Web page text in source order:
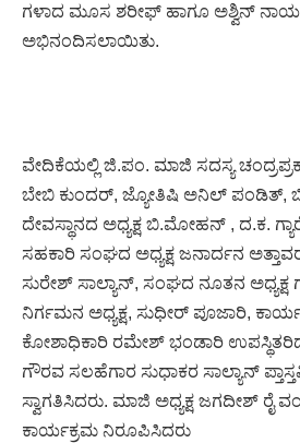
ಗಳಾದ ಮೂಸ ಶರೀಫ್ ಹಾಗೂ ಅಶ್ವಿನ್
ಅಭಿನಂದಿಸಲಾಯಿತು.
ವೇದಿಕೆಯಲ್ಲಿ ಜಿ.ಪಂ. ಮಾಜಿ ಸದಸ್ಯ
ಬೇಬಿ ಕುಂದರ್, ಜ್ಯೋತಿಷಿ ಅನಿಲ್ ಪಂಡಿತ್,
ದೇವಸ್ಥಾನದ ಅಧ್ಯಕ್ಷ ಬಿ.ಮೋಹನ್ , ದ.ಕ.
ಸಹಕಾರಿ ಸಂಘದ ಅಧ್ಯಕ್ಷ ಜನಾರ್ದನ
ಸುರೇಶ್ ಸಾಲ್ಯಾನ್, ಸಂಘದ ನೂತನ ಅಧ್ಯಕ್ಷ
ನಿರ್ಗಮನ ಅಧ್ಯಕ್ಷ, ಸುಧೀರ್ ಪೂಜಾರಿ,
ಕೋಶಾಧಿಕಾರಿ ರಮೇಶ್ ಭಂಡಾರಿ
ಗೌರವ ಸಲಹೆಗಾರ ಸುಧಾಕರ ಸಾಲ್ಯಾನ್
ಸ್ವಾಗತಿಸಿದರು. ಮಾಜಿ ಅಧ್ಯಕ್ಷ ಜಗದೀಶ್ ರೈ
ಕಾರ್ಯಕ್ರಮ ನಿರೂಪಿಸಿದರು